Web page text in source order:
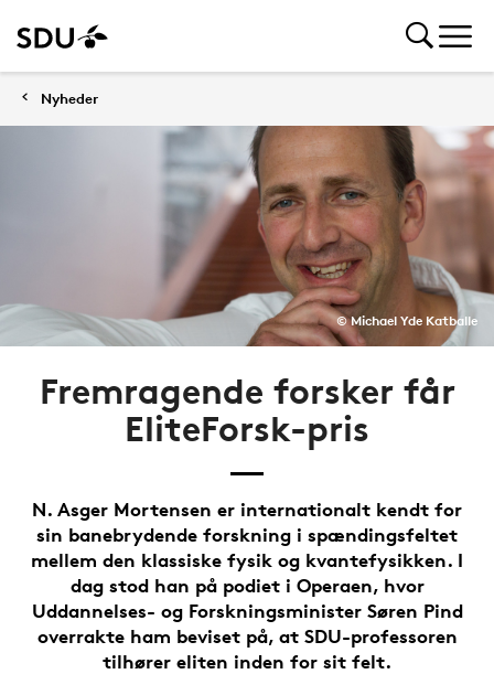
Nyheder
© Michael Yde Katballe
Fremragende forsker får
EliteForsk-pris
N. Asger Mortensen er internationalt kendt for
sin banebrydende forskning i spændingsfeltet
mellem den klassiske fysik og kvantefysikken. I
dag stod han på podiet i Operaen, hvor
Uddannelses- og Forskningsminister Søren Pind
overrakte ham beviset på, at SDU-professoren
tilhører eliten inden for sit felt.